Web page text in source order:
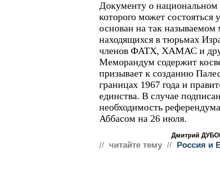
Документу о национальном
которого может
основан на так
находящихся в тюрьмах
членов ФАТХ, ХАМАС и
Меморандум содержит
призывает к созданию
границах 1967 года и
единства. В случае
необходимость
Аббасом на 26 июля.
Дмитрий
// читайте тему // Россия и